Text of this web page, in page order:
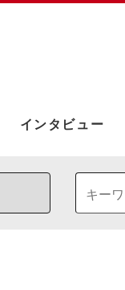
インタビュー